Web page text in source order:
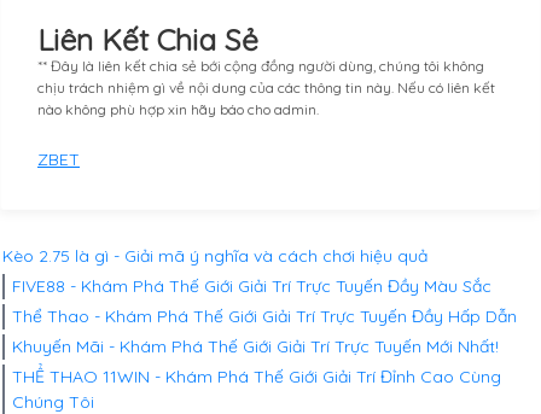
Liên Kết Chia Sẻ
** Đây là liên kết chia sẻ bới cộng đồng người dùng, chúng tôi không
chịu trách nhiệm gì về nội dung của các thông tin này. Nếu có liên kết
nào không phù hợp xin hãy báo cho admin.
ZBET
Kèo 2.75 là gì - Giải mã ý nghĩa và cách chơi hiệu quả
FIVE88 - Khám Phá Thế Giới Giải Trí Trực Tuyến Đầy Màu Sắc
Thể Thao - Khám Phá Thế Giới Giải Trí Trực Tuyến Đầy Hấp Dẫn
Khuyến Mãi - Khám Phá Thế Giới Giải Trí Trực Tuyến Mới Nhất!
THỂ THAO 11WIN - Khám Phá Thế Giới Giải Trí Đỉnh Cao Cùng
Chúng Tôi